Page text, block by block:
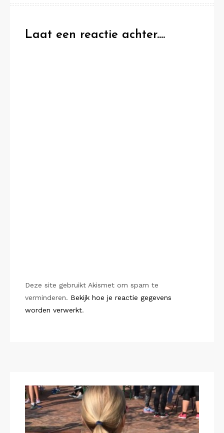
navigatie
Laat een reactie achter....
Deze site gebruikt Akismet om spam te
verminderen. Bekijk hoe je reactie gegevens
worden verwerkt.